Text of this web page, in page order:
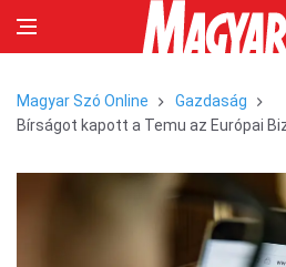
Magyar Szó Online
Gazdaság
Bírságot kapott a Temu az Európai